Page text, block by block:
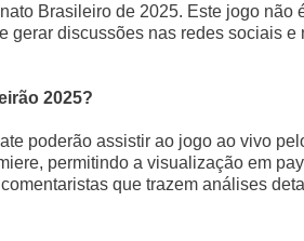
Brasileiro de 2025. Este jogo não
gerar discussões nas redes sociais e
2025?
poderão assistir ao jogo ao vivo
permitindo a visualização em
que trazem análises